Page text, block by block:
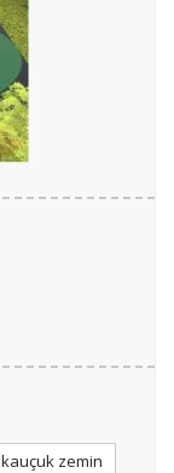
kauçuk zemin